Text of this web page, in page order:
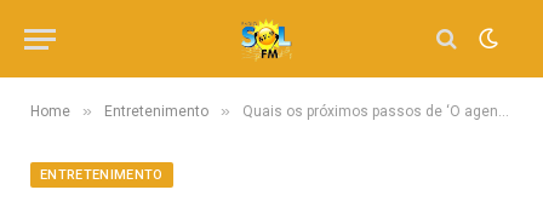
Home » Entretenimento » Quais os próximos passos de ‘O agente secreto’ para tentar vaga no Oscar 2026?
ENTRETENIMENTO